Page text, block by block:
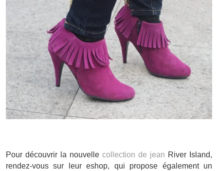
Pour découvrir la nouvelle collection de jean River Island,
rendez-vous sur leur eshop, qui propose également un